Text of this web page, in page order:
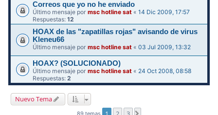
Correos que yo no he enviado
Último mensaje pormsc hotline sat «14 Dic 2009, 17:57
Respuestas:12
HOAX de las "zapatillas rojas" avisando de virus
Kleneu66
Último mensaje pormsc hotline sat «03 Jul 2009, 13:32
HOAX? (SOLUCIONADO)
Último mensaje pormsc hotline sat « 24 Oct 2008, 08:58
Respuestas:2
Nuevo Tema
89 temas